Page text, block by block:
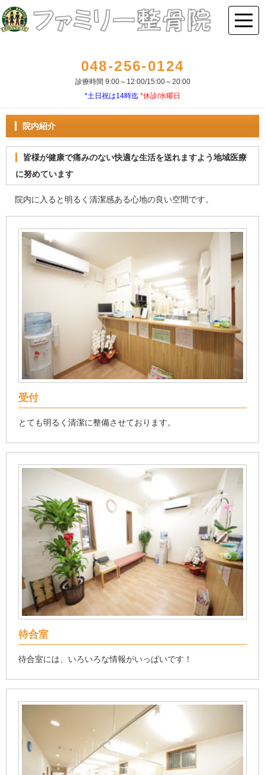
048-256-0124
診療時間 9:00～12:00/15:00～20:00
*土日祝は14時迄 *休診/水曜日
院内紹介
皆様が健康で痛みのない快適な生活を送れますよう地域医療
に努めています
院内に入ると明るく清潔感ある心地の良い空間です。
受付
とても明るく清潔に整備させております。
待合室
待合室には、いろいろな情報がいっぱいです！